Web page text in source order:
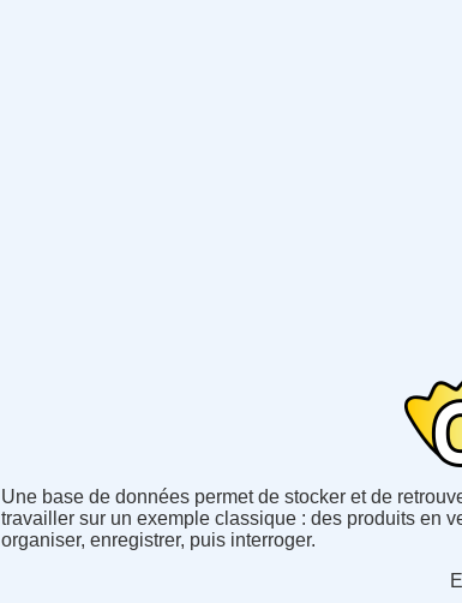
Une base de données permet de stocker et de
travailler sur un exemple classique : des produits en
organiser, enregistrer, puis interroger.